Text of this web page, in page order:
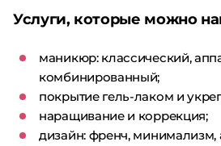
Услуги, которые можно
маникюр: классический,
комбинированный;
покрытие гель-лаком и
наращивание и коррекция;
дизайн: френч, минимализм,